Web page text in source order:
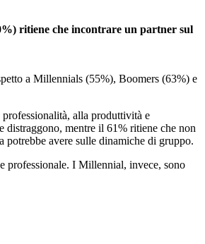
ritiene che incontrare un partner sul
a Millennials (55%), Boomers (63%) e
alla produttività e
mentre il 61% ritiene che non
potrebbe avere sulle dinamiche di gruppo.
professionale. I Millennial, invece, sono